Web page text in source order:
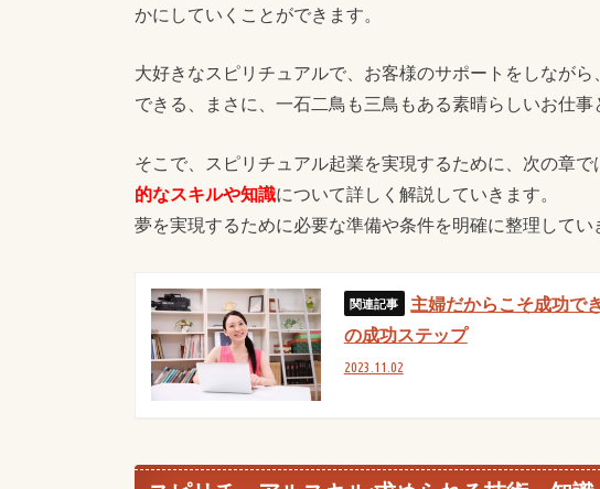
かにしていくことができます。
大好きなスピリチュアルで、お客様のサポートをしなが
できる、まさに、一石二鳥も三鳥もある素晴らしいお仕事
そこで、スピリチュアル起業を実現するために、次の章
的なスキルや知識について詳しく解説していきます。
夢を実現するために必要な準備や条件を明確に整理してい
主婦だからこそ成功で
の成功ステップ
2023.11.02